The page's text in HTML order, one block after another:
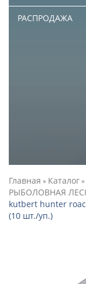
РАСПРОДАЖА
Главная » Каталог»
РЫБОЛОВНАЯ
kutbert hunter
(10 шт./уп.)